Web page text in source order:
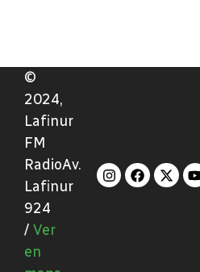
©
2024,
Lafinur
FM
RadioAv.
Lafinur
924
/ Ver
en